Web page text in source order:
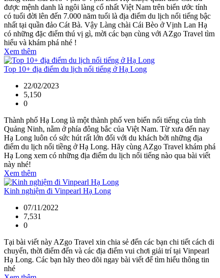
được mệnh danh là ngôi làng cổ nhất Việt Nam trên biển ước tính
có tuổi đời lên đến 7.000 năm tuổi là địa điểm du lịch nổi tiếng bậc
nhất tại quần đảo Cát Bà. Vậy Làng chài Cái Bèo ở Vịnh Lan Hạ
có những đặc điểm thú vị gì, mời các bạn cùng với AZgo Travel tìm
hiểu và khám phá nhé !
Xem thêm
Top 10+ địa điểm du lịch nổi tiếng ở Hạ Long
22/02/2023
5,150
0
Thành phố Hạ Long là một thành phố ven biển nổi tiếng của tỉnh
Quảng Ninh, nằm ở phía đông bắc của Việt Nam. Từ xưa đến nay
Hạ Long luôn có sức hút rất lớn đối với du khách bởi những địa
điểm du lịch nổi tiềng ở Hạ Long. Hãy cùng AZgo Travel khám phá
Hạ Long xem có những địa điểm du lịch nổi tiếng nào qua bài viết
này nhé!
Xem thêm
Kinh nghiệm đi Vinpearl Hạ Long
07/11/2022
7,531
0
Tại bài viết này AZgo Travel xin chia sẻ đến các bạn chi tiết cách di
chuyển, thời điểm đến và các địa điểm vui chơi giải trí tại Vinpearl
Hạ Long. Các bạn hãy theo dõi ngay bài viết để tìm hiểu thông tin
nhé